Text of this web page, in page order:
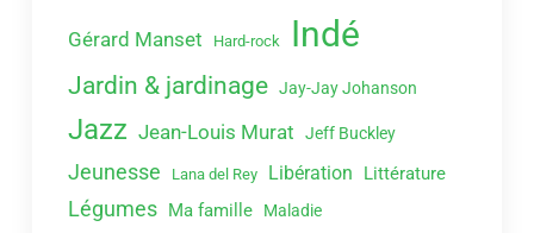
Gérard Manset Hard-rock Indé
Jardin & jardinage Jay-Jay Johanson
Jazz Jean-Louis Murat Jeff Buckley
Jeunesse Lana del Rey Libération Littérature
Légumes Ma famille Maladie